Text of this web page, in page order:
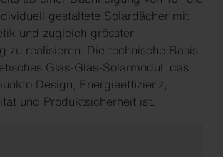
gestaltete Solardächer mit
und zugleich grösster
zu realisieren. Die technische Basis
Glas-Glas-Solarmodul, das
Design, Energieeffizienz,
und Produktsicherheit ist.